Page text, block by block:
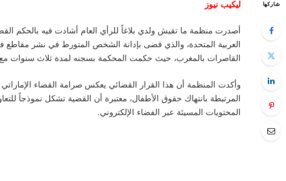
شاركها
ليكيب نيوز
أصدرت منظمة ما تقيش ولدي بلاغاً للرأي العام أشادت فيه بالحكم
العربية المتحدة، والذي قضى بإدانة الشخص المتورط في نشر مقاطع
القاصرات بالمغرب، حيث حكمت المحكمة بسجنه لمدة ثلاث سنوات
وأكدت المنظمة أن هذا القرار القضائي يعكس صرامة القضاء
المرتبطة بانتهاك حقوق الأطفال، معتبرة أن القضية تشكل نموذجاً
المحتويات المسيئة عبر الفضاء الإلكتروني.